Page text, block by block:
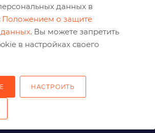
данных в
Положением о защите
. Вы можете запретить
в настройках своего
НАСТРОИТЬ